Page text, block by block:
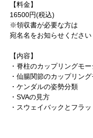
【料金】
16500円(税込)
※領収書が必要な方は
宛名名をお知らせください
【内容】
・脊柱のカップリングモ
・仙腸関節のカップリン
・ケンダルの姿勢分類
・SVAの見方
・スウェイバックとフラ